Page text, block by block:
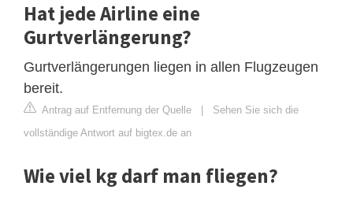
Hat jede Airline eine
Gurtverlängerung?
Gurtverlängerungen liegen in allen Flugzeugen
bereit.
Antrag auf Entfernung der Quelle
Sehen Sie sich die
vollständige Antwort auf bigtex.de an
Wie viel kg darf man fliegen?